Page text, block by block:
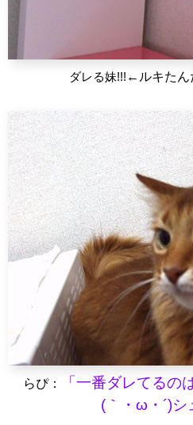
ダレる妹!!! ←ルキたん
らぴ：
「一番ダレてるの
(｀・ω・´)シ